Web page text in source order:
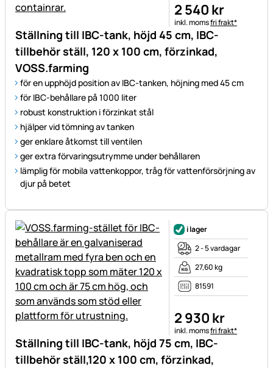
Ställning till IBC-tank, höjd 45 cm, IBC-
tillbehör ställ, 120 x 100 cm, förzinkad,
VOSS.farming
för en upphöjd position av IBC-tanken, höjning med 45 cm
för IBC-behållare på 1000 liter
robust konstruktion i förzinkat stål
hjälper vid tömning av tanken
ger enklare åtkomst till ventilen
ger extra förvaringsutrymme under behållaren
lämplig för mobila vattenkoppor, tråg för vattenförsörjning av
djur på betet
2 540 kr
Skatteinformation:
inkl. momsfri frakt*
Ställning till IBC-tank, höjd 75 cm, IBC-
tillbehör ställ,120 x 100 cm, förzinkad,
i lager
2 - 5 vardagar
27,60 kg
81591
2 930 kr
Skatteinformation:
inkl. momsfri frakt*